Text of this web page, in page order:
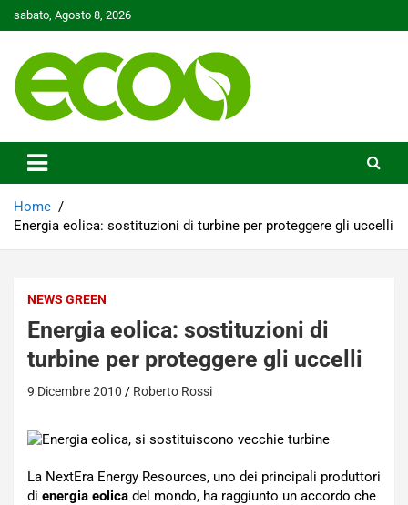
to
sabato, Agosto 8, 2026
Ecoo.it
Home
Energia eolica: sostituzioni di turbine per proteggere gli uccelli
NEWS GREEN
Energia eolica: sostituzioni di
turbine per proteggere gli uccelli
9 Dicembre 2010 Roberto Rossi
La NextEra Energy Resources, uno dei principali produttori
di energia eolica del mondo, ha raggiunto un accordo che